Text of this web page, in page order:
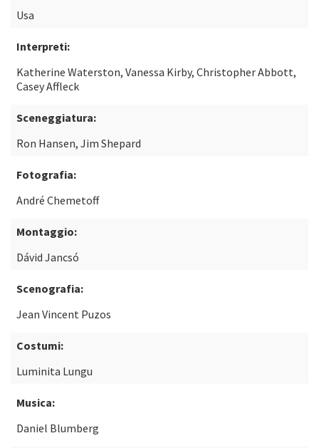
Usa
Interpreti:
Katherine Waterston, Vanessa Kirby, Christopher Abbott,
Casey Affleck
Sceneggiatura:
Ron Hansen, Jim Shepard
Fotografia:
André Chemetoff
Montaggio:
Dávid Jancsó
Scenografia:
Jean Vincent Puzos
Costumi:
Luminita Lungu
Musica:
Daniel Blumberg